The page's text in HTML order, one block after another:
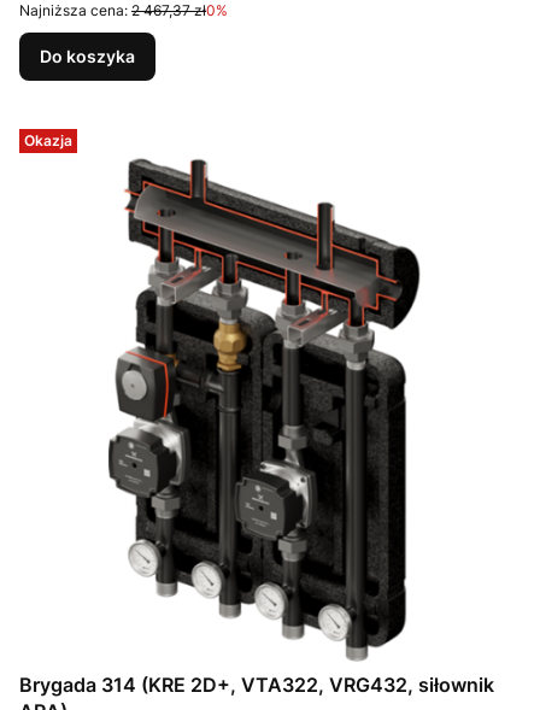
Najniższa cena: 2 467,37 zł0%
Do koszyka
Okazja
Brygada 314 (KRE 2D+, VTA322, VRG432, siłownik